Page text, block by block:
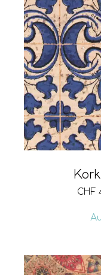
CHF